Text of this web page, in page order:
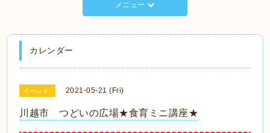
メニュー
カレンダー
イベント 2021-05-21 (Fri)
川越市 つどいの広場★食育ミニ講座★